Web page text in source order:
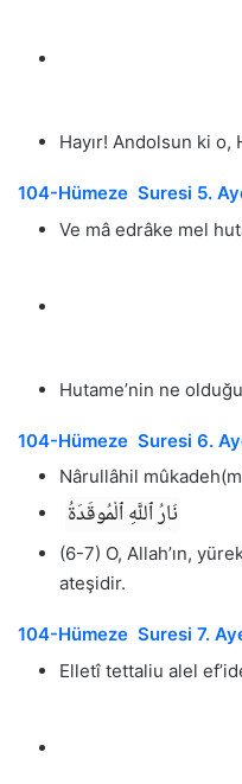
Hayır! Andolsun ki o,
104-Hümeze Suresi 5.
Ve mâ edrâke mel
Hutame’nin ne
104-Hümeze Suresi 6.
Nârullâhil
نَارُ ٱللَّهِ ٱلْمُوقَدَةُ
(6-7) O, Allah’ın,
ateşidir.
104-Hümeze Suresi 7.
Elletî tettaliu alel